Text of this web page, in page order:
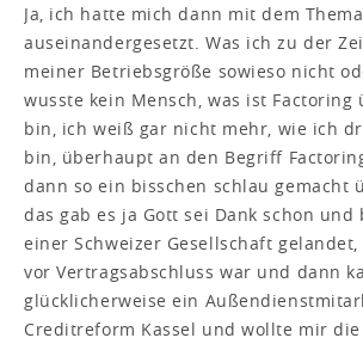
Ja, ich hatte mich dann mit dem
auseinandergesetzt. Was ich zu der
meiner Betriebsgröße sowieso nicht
wusste kein Mensch, was ist Factoring
bin, ich weiß gar nicht mehr, wie ich
bin, überhaupt an den Begriff
dann so ein bisschen schlau gemacht
das gab es ja Gott sei Dank schon und
einer Schweizer Gesellschaft
vor Vertragsabschluss war und dann
glücklicherweise ein
Creditreform Kassel und wollte mir